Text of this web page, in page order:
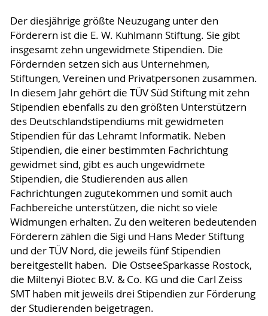
Der diesjährige größte Neuzugang unter den
Förderern ist die E. W. Kuhlmann Stiftung. Sie gibt
insgesamt zehn ungewidmete Stipendien. Die
Fördernden setzen sich aus Unternehmen,
Stiftungen, Vereinen und Privatpersonen zusammen.
In diesem Jahr gehört die TÜV Süd Stiftung mit zehn
Stipendien ebenfalls zu den größten Unterstützern
des Deutschlandstipendiums mit gewidmeten
Stipendien für das Lehramt Informatik. Neben
Stipendien, die einer bestimmten Fachrichtung
gewidmet sind, gibt es auch ungewidmete
Stipendien, die Studierenden aus allen
Fachrichtungen zugutekommen und somit auch
Fachbereiche unterstützen, die nicht so viele
Widmungen erhalten. Zu den weiteren bedeutenden
Förderern zählen die Sigi und Hans Meder Stiftung
und der TÜV Nord, die jeweils fünf Stipendien
bereitgestellt haben. Die OstseeSparkasse Rostock,
die Miltenyi Biotec B.V. & Co. KG und die Carl Zeiss
SMT haben mit jeweils drei Stipendien zur Förderung
der Studierenden beigetragen.